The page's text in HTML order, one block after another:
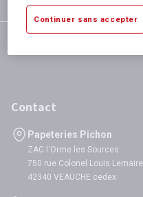
Contact
Papeteries Pichon
ZAC l'Orme les Sources
750 rue Colonel Louis Lemaire
42340 VEAUCHE cedex
Continuer sans accepter